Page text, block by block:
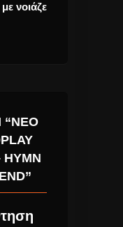
“ΝΈΟ
HYMN